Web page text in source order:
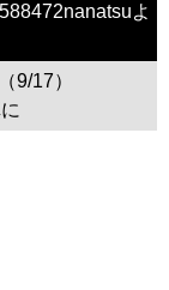
よ
9/17）